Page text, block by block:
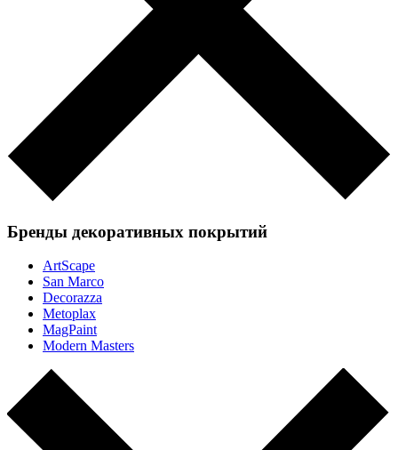
Бренды декоративных покрытий
ArtScape
San Marco
Decorazza
Metoplax
MagPaint
Modern Masters